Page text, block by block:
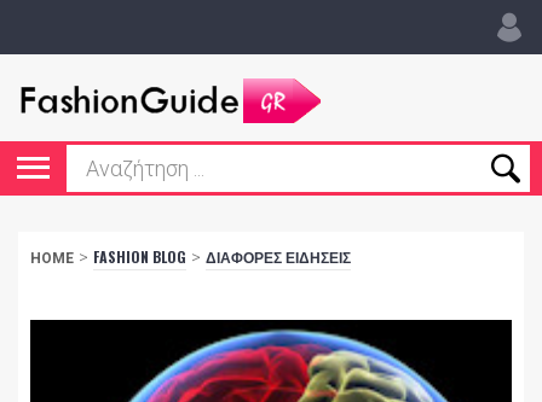
HOME > FASHION BLOG > ΔΙΑΦΟΡΕΣ ΕΙΔΗΣΕΙΣ